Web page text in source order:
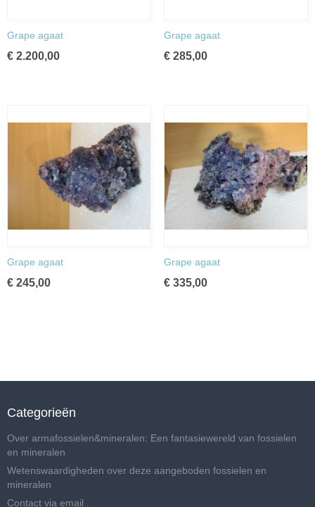
Grape agaat
€ 2.200,00
Grape agaat
€ 285,00
Grape agaat
€ 245,00
Grape agaat
€ 335,00
Categorieën
Over armafossielen&mineralen: Een fantasiewereld van fossielen
en mineralen
Wetenswaardigheden over deze aangeboden fossielen en
mineralen
Contact via email .